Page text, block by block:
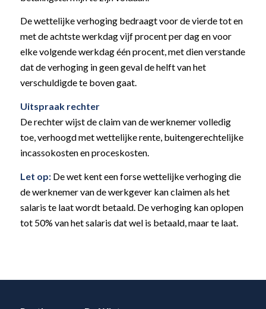
De wettelijke verhoging bedraagt voor de vierde tot en
met de achtste werkdag vijf procent per dag en voor
elke volgende werkdag één procent, met dien verstande
dat de verhoging in geen geval de helft van het
verschuldigde te boven gaat.
Uitspraak rechter
De rechter wijst de claim van de werknemer volledig
toe, verhoogd met wettelijke rente, buitengerechtelijke
incassokosten en proceskosten.
Let op:De wet kent een forse wettelijke verhoging die
de werknemer van de werkgever kan claimen als het
salaris te laat wordt betaald. De verhoging kan oplopen
tot 50% van het salaris dat wel is betaald, maar te laat.